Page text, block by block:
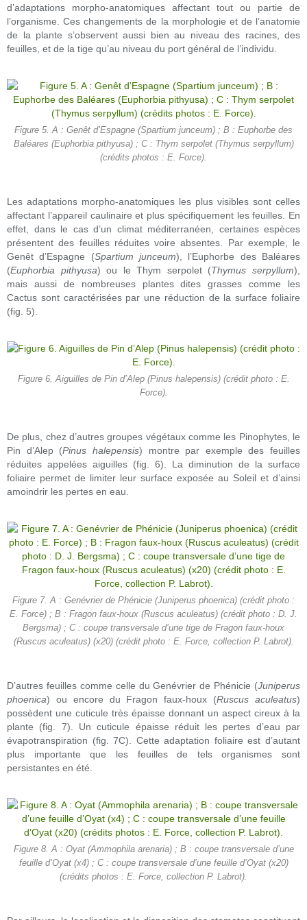
d’adaptations morpho-anatomiques affectant tout ou partie de
l’organisme. Ces changements de la morphologie et de l’anatomie
de la plante s’observent aussi bien au niveau des racines, des
feuilles, et de la tige qu’au niveau du port général de l’individu.
Figure 5. A : Genêt d’Espagne (Spartium junceum) ; B : Euphorbe des
Baléares (Euphorbia pithyusa) ; C : Thym serpolet (Thymus serpyllum)
(crédits photos : E. Force).
Les adaptations morpho-anatomiques les plus visibles sont celles
affectant l’appareil caulinaire et plus spécifiquement les feuilles. En
effet, dans le cas d’un climat méditerranéen, certaines espèces
présentent des feuilles réduites voire absentes. Par exemple, le
Genêt d’Espagne (Spartium junceum), l’Euphorbe des Baléares
(Euphorbia pithyusa) ou le Thym serpolet (Thymus serpyllum),
mais aussi de nombreuses plantes dites grasses comme les
Cactus sont caractérisées par une réduction de la surface foliaire
(fig. 5).
Figure 6. Aiguilles de Pin d’Alep (Pinus halepensis) (crédit photo : E.
Force).
De plus, chez d’autres groupes végétaux comme les Pinophytes, le
Pin d’Alep (Pinus halepensis) montre par exemple des feuilles
réduites appelées aiguilles (fig. 6). La diminution de la surface
foliaire permet de limiter leur surface exposée au Soleil et d’ainsi
amoindrir les pertes en eau.
Figure 7. A : Genévrier de Phénicie (Juniperus phoenica) (crédit photo :
E. Force) ; B : Fragon faux-houx (Ruscus aculeatus) (crédit photo : D. J.
Bergsma) ; C : coupe transversale d’une tige de Fragon faux-houx
(Ruscus aculeatus) (x20) (crédit photo : E. Force, collection P. Labrot).
D’autres feuilles comme celle du Genévrier de Phénicie (Juniperus
phoenica) ou encore du Fragon faux-houx (Ruscus aculeatus)
possèdent une cuticule très épaisse donnant un aspect cireux à la
plante (fig. 7). Un cuticule épaisse réduit les pertes d’eau par
évapotranspiration (fig. 7C). Cette adaptation foliaire est d’autant
plus importante que les feuilles de tels organismes sont
persistantes en été.
Figure 8. A : Oyat (Ammophila arenaria) ; B : coupe transversale d’une
feuille d’Oyat (x4) ; C : coupe transversale d’une feuille d’Oyat (x20)
(crédits photos : E. Force, collection P. Labrot).